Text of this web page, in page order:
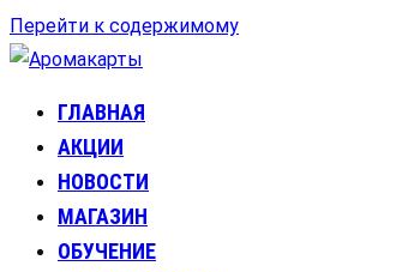
Перейти к содержимому
Аромакарты
Психологические эфирные карты •
ГЛАВНАЯ
АКЦИИ
НОВОСТИ
МАГАЗИН
ОБУЧЕНИЕ